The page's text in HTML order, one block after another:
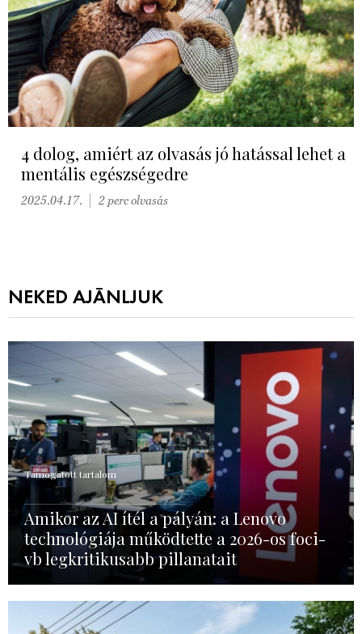
4 dolog, amiért az olvasás jó hatással lehet a
mentális egészségedre
2025.04.17. 2 perc olvasás
NEKED AJÁNLJUK
Támogatott tartalom
Amikor az AI ítél a pályán: a Lenovo
technológiája működtette a 2026-os foci-
vb legkritikusabb pillanatait